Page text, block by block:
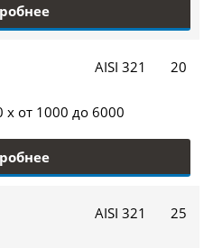
AISI 321 20
x от 1000 до 6000
AISI 321 25